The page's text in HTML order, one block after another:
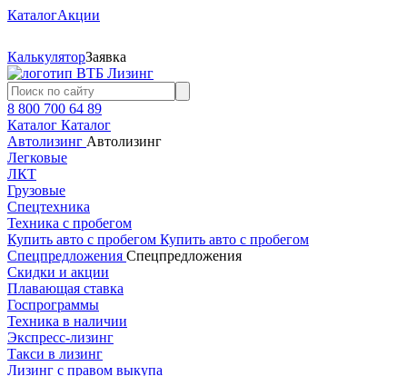
КаталогАкции
КалькуляторЗаявка
8 800 700 64 89
Каталог Каталог
Автолизинг Автолизинг
Легковые
ЛКТ
Грузовые
Спецтехника
Техника с пробегом
Купить авто с пробегом Купить авто с пробегом
Спецпредложения Спецпредложения
Скидки и акции
Плавающая ставка
Госпрограммы
Техника в наличии
Экспресс-лизинг
Такси в лизинг
Лизинг с правом выкупа